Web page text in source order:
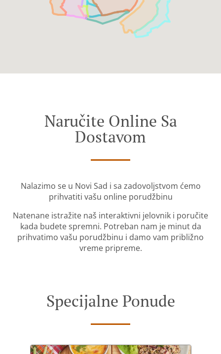
Naručite Online Sa
Dostavom
Nalazimo se u Novi Sad i sa zadovoljstvom ćemo
prihvatiti vašu online porudžbinu
Natenane istražite naš interaktivni jelovnik i poručite
kada budete spremni. Potreban nam je minut da
prihvatimo vašu porudžbinu i damo vam približno
vreme pripreme.
Specijalne Ponude